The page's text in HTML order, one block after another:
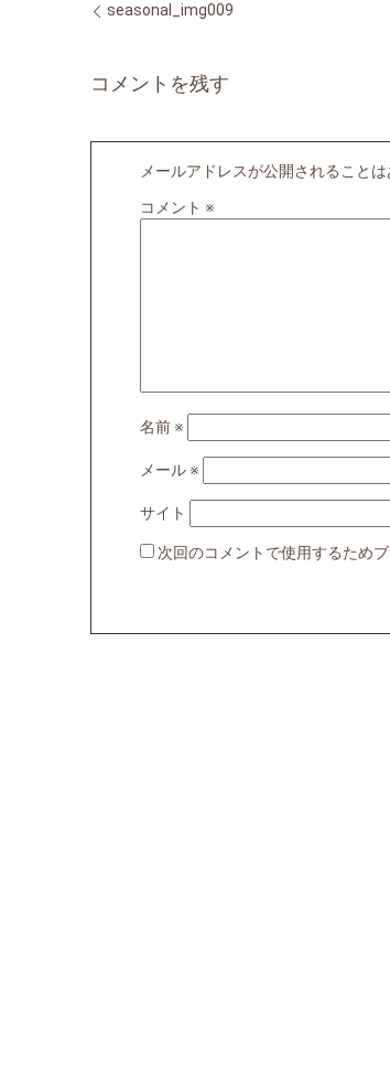
seasonal_img009
コメントを残す
メールアドレスが公開されることは
コメント ※
名前 ※
メール ※
サイト
次回のコメントで使用するため